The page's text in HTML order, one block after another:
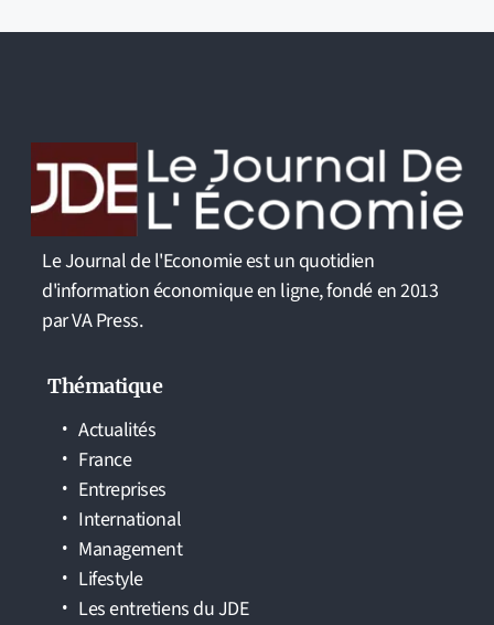
Le Journal de l'Economie est un quotidien
d'information économique en ligne, fondé en 2013
par VA Press.
Thématique
Actualités
France
Entreprises
International
Management
Lifestyle
Les entretiens du JDE